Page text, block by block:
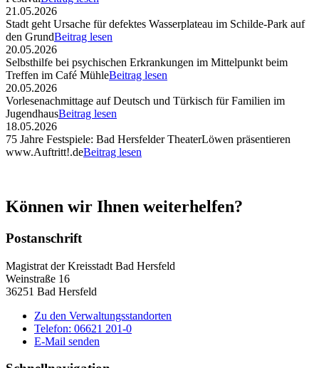
21.05.2026
Stadt geht Ursache für defektes Wasserplateau im Schilde-Park auf
den GrundBeitrag lesen
20.05.2026
Selbsthilfe bei psychischen Erkrankungen im Mittelpunkt beim
Treffen im Café MühleBeitrag lesen
20.05.2026
Vorlesenachmittage auf Deutsch und Türkisch für Familien im
JugendhausBeitrag lesen
18.05.2026
75 Jahre Festspiele: Bad Hersfelder TheaterLöwen präsentieren
www.Auftritt!.deBeitrag lesen
Können wir Ihnen weiterhelfen?
Postanschrift
Magistrat der Kreisstadt Bad Hersfeld
Weinstraße 16
36251 Bad Hersfeld
Zu den Verwaltungsstandorten
Telefon: 06621 201-0
E-Mail senden